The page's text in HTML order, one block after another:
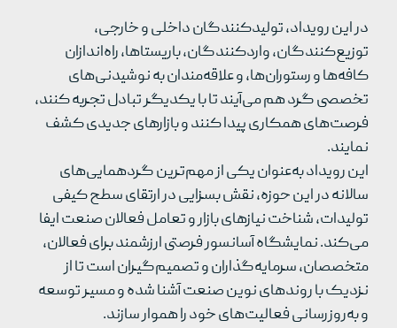
در این رویداد، تولیدکنندگان داخلی و خارجی،
توزیع‌کنندگان، واردکنندگان، باریستاها، راه‌اندازان
کافه‌ها و رستوران‌ها، و علاقه‌مندان به نوشیدنی‌های
تخصصی گرد هم می‌آیند تا با یکدیگر تبادل تجربه کنند،
فرصت‌های همکاری پیدا کنند و بازارهای جدیدی کشف
نمایند.
این رویداد به‌عنوان یکی از مهم‌ترین گردهمایی‌های
سالانه در این حوزه، نقش بسزایی در ارتقای سطح کیفی
تولیدات، شناخت نیازهای بازار و تعامل فعالان صنعت ایفا
می‌کند. نمایشگاه آسانسور فرصتی ارزشمند برای فعالان،
متخصصان، سرمایه‌گذاران و تصمیم‌گیران است تا از
نزدیک با روندهای نوین صنعت آشنا شده و مسیر توسعه
و به‌روزرسانی فعالیت‌های خود را هموار سازند.